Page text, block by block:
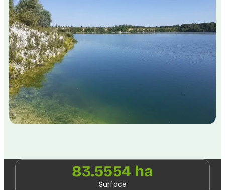
83.5554 ha
Surface